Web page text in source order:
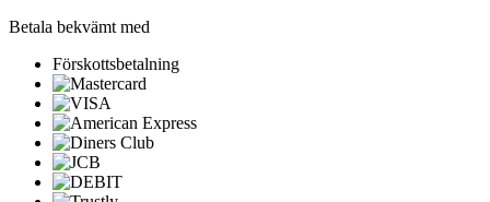
Betala bekvämt med
Förskottsbetalning